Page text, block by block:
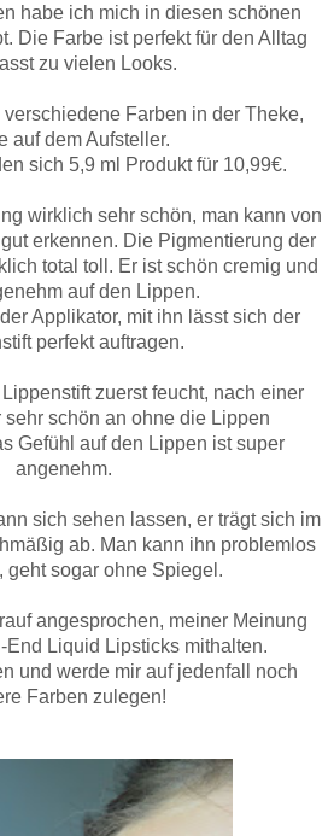
habe ich mich in diesen schönen
Die Farbe ist perfekt für den Alltag
zu vielen Looks.
verschiedene Farben in der Theke,
auf dem Aufsteller.
sich 5,9 ml Produkt für 10,99€.
wirklich sehr schön, man kann von
erkennen. Die Pigmentierung der
total toll. Er ist schön cremig und
auf den Lippen.
Applikator, mit ihn lässt sich der
perfekt auftragen.
zuerst feucht, nach einer
sehr schön an ohne die Lippen
Gefühl auf den Lippen ist super
angenehm.
sich sehen lassen, er trägt sich im
ab. Man kann ihn problemlos
geht sogar ohne Spiegel.
angesprochen, meiner Meinung
End Liquid Lipsticks mithalten.
und werde mir auf jedenfall noch
Farben zulegen!